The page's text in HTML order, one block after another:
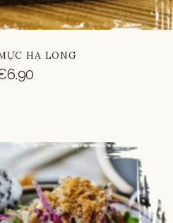
HẠ LONG
6.90